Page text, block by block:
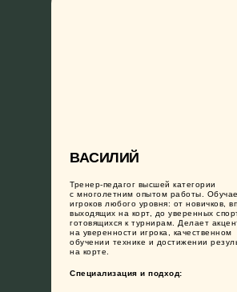
ВАСИЛИЙ
Специализация и подход:
Тренер-педагог высшей категории
с многолетним опытом работы.
игроков любого уровня: от новичков,
выходящих на корт, до уверенных
готовящихся к турнирам. Делает
на уверенности игрока, качественном
обучении технике и достижении
на корте.
ТРЕНИРОВКИ
О НАС